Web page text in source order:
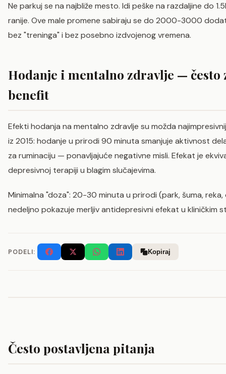
Ne parkuj se na najbliže mesto. Idi peške na razdaljine do
ranije. Ove male promene sabiraju se do 2000-3000
bez "treninga" i bez posebno izdvojenog vremena.
Hodanje i mentalno zdravlje — često
benefit
Efekti hodanja na mentalno zdravlje su možda
iz 2015: hodanje u prirodi 90 minuta smanjuje aktivnost
za ruminaciju — ponavljajuće negativne misli. Efekat je
depresivnoj terapiji u blagim slučajevima.
Minimalna "doza": 20-30 minuta u prirodi (park, šuma,
nedeljno pokazuje merljiv antidepresivni efekat u kliničkim
PODELI: Kopiraj
Često postavljena pitanja